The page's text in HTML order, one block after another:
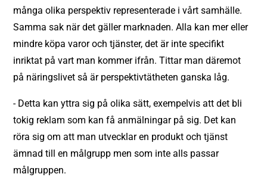
många olika perspektiv representerade i vårt samhälle.
Samma sak när det gäller marknaden. Alla kan mer eller
mindre köpa varor och tjänster, det är inte specifikt
inriktat på vart man kommer ifrån. Tittar man däremot
på näringslivet så är perspektivtätheten ganska låg.
- Detta kan yttra sig på olika sätt, exempelvis att det bli
tokig reklam som kan få anmälningar på sig. Det kan
röra sig om att man utvecklar en produkt och tjänst
ämnad till en målgrupp men som inte alls passar
målgruppen.